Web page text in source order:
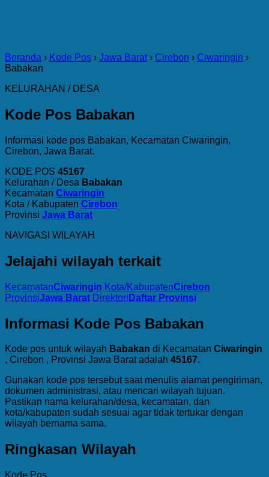
Beranda › Kode Pos › Jawa Barat › Cirebon › Ciwaringin ›
Babakan
KELURAHAN / DESA
Kode Pos Babakan
Informasi kode pos Babakan, Kecamatan Ciwaringin,
Cirebon, Jawa Barat.
KODE POS 45167
Kelurahan / Desa Babakan
Kecamatan Ciwaringin
Kota / Kabupaten Cirebon
Provinsi Jawa Barat
NAVIGASI WILAYAH
Jelajahi wilayah terkait
KecamatanCiwaringin Kota/KabupatenCirebon
ProvinsiJawa Barat Direktori Daftar Provinsi
Informasi Kode Pos Babakan
Kode pos untuk wilayah Babakan di Kecamatan Ciwaringin
, Cirebon , Provinsi Jawa Barat adalah 45167.
Gunakan kode pos tersebut saat menulis alamat pengiriman,
dokumen administrasi, atau mencari wilayah tujuan.
Pastikan nama kelurahan/desa, kecamatan, dan
kota/kabupaten sudah sesuai agar tidak tertukar dengan
wilayah bernama sama.
Ringkasan Wilayah